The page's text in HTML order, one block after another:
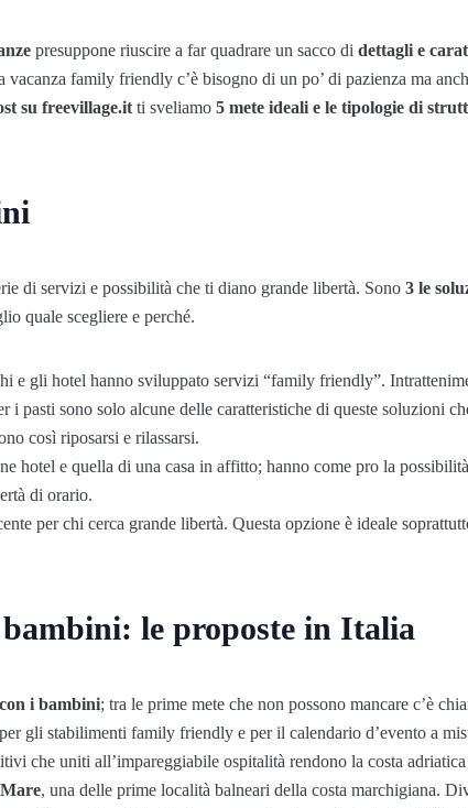
presuppone riuscire a far quadrare un sacco di dettagli e
family friendly c’è bisogno di un po’ di pazienza ma
su freevillage.it ti sveliamo 5 mete ideali e le tipologie di
di servizi e possibilità che ti diano grande libertà. Sono 3 le
quale scegliere e perché.
e gli hotel hanno sviluppato servizi “family friendly”.
pasti sono solo alcune delle caratteristiche di queste soluzioni
così riposarsi e rilassarsi.
hotel e quella di una casa in affitto; hanno come pro la
di orario.
per chi cerca grande libertà. Questa opzione è ideale
le proposte in Italia
i bambini; tra le prime mete che non possono mancare c’è
gli stabilimenti family friendly e per il calendario d’evento a
che uniti all’impareggiabile ospitalità rendono la costa
, una delle prime località balneari della costa marchigiana.